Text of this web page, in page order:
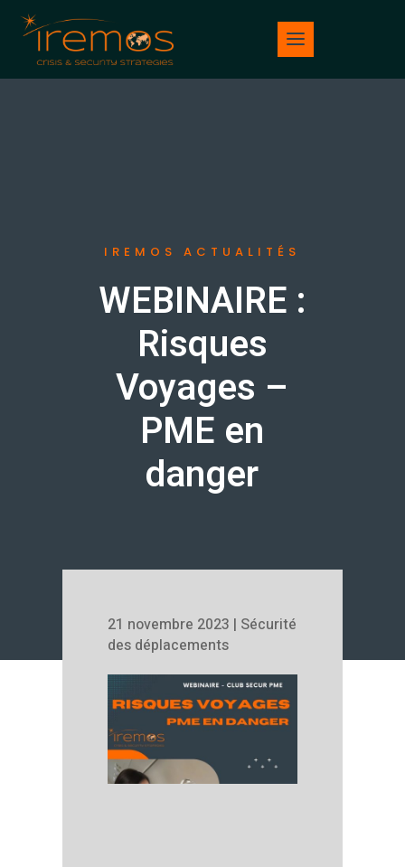
IREMOS ACTUALITÉS
WEBINAIRE :
Risques
Voyages –
PME en
danger
21 novembre 2023 | Sécurité
des déplacements